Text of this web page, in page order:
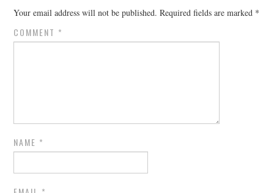
Your email address will not be published. Required fields are marked *
COMMENT *
NAME *